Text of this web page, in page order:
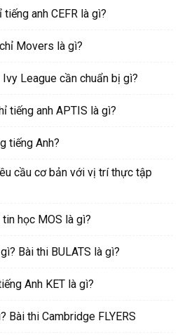
anh CEFR là gì?
Movers là gì?
League cần chuẩn bị gì?
tiếng anh APTIS là gì?
tiếng Anh?
cầu cơ bản với vị trí thực tập
học MOS là gì?
Bài thi BULATS là gì?
Anh KET là gì?
Bài thi Cambridge FLYERS